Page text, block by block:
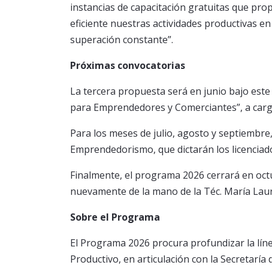
instancias de capacitación gratuitas que
eficiente nuestras actividades productivas
superación constante”.
Próximas convocatorias
La tercera propuesta será en junio bajo
para Emprendedores y Comerciantes”, a
Para los meses de julio, agosto y
Emprendedorismo, que dictarán los
Finalmente, el programa 2026 cerrará en
nuevamente de la mano de la Téc. María
Sobre el Programa
El Programa 2026 procura profundizar la
Productivo, en articulación con la